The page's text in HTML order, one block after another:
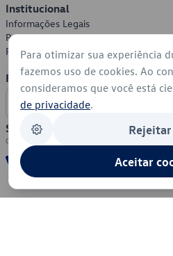
Institucional
Informações Legais
Política de Privacidade
Política de Cookies
Formas de Pagamento
Segurança
Para otimizar sua experiência
fazemos uso de cookies. Ao
consideramos que você está
de privacidade.
Aceitar